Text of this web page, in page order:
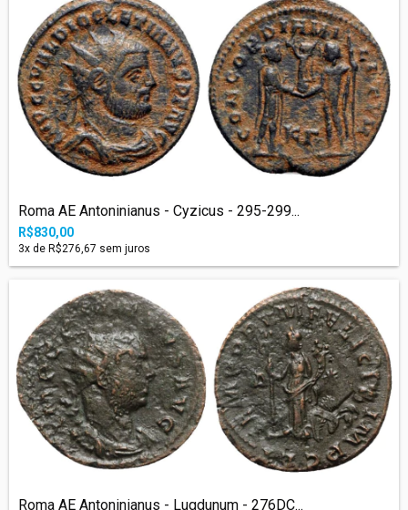
Roma AE Antoninianus - Cyzicus - 295-299...
R$830,00
3x de R$276,67 sem juros
Roma AE Antoninianus - Lugdunum - 276DC...